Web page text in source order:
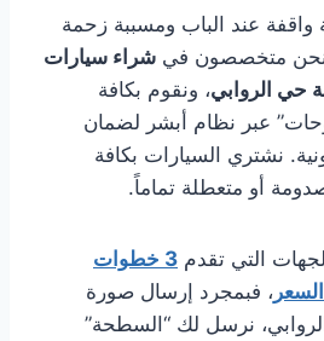
عند الباب ومسببة زحمة
نحن متخصصون في شراء سيارات
حي الروابي، ونقوم بكافة
عبر نظام أبشر لضمان
نشتري السيارات بكافة
أو متعطلة تماماً.
التي تقدم
3 خطوات
، فبمجرد إرسال صورة
نرسل لك “السطحة”